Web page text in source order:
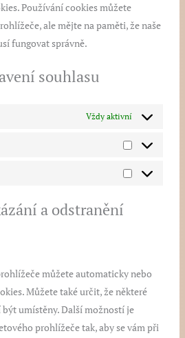
Používání cookies můžete
ale mějte na paměti, že naše
fungovat správně.
souhlasu
Vždy aktivní
a odstranění
můžete automaticky nebo
Můžete také určit, že některé
umístěny. Další možností je
prohlížeče tak, aby se vám při